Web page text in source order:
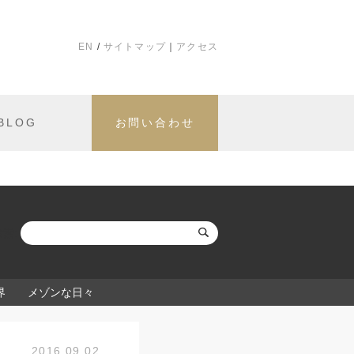
EN サイトマップ アクセス
お問い合わせ
メゾンな日々
2016.09.02